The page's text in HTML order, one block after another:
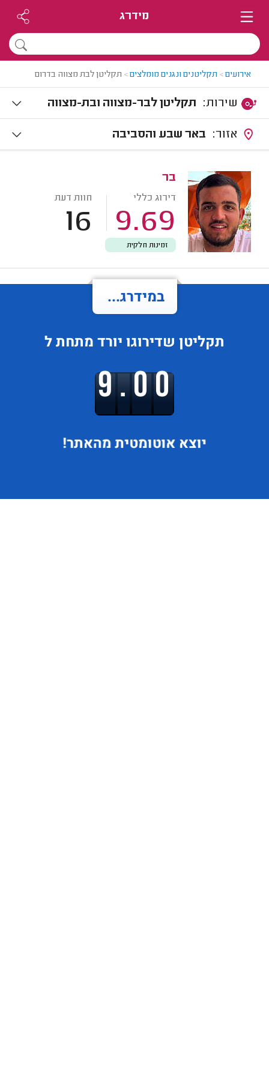
מידרג
אירועים> תקליטנים ונגנים מומלצים> תקליטן לבת מצווה בדרום
תקליטן לבר-מצווה ובת-מצווה
באר שבע והסביבה
בר
דירוג כללי
9.69
חוות דעת
16
זמינות חלקית
במידרג...
תקליטן שדירוגו יורד מתחת ל
9.00
יוצא אוטומטית מהאתר!